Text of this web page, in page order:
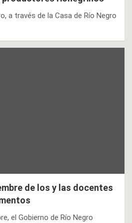
a través de la Casa de Río Negro
de los y las docentes
el Gobierno de Río Negro